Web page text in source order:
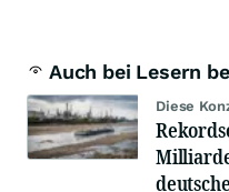
Auch bei Lesern
Diese